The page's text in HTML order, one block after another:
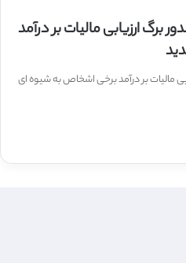
برگ ارزیابی مالیات بر درآمد
مالیات بر درآمد برخی اشخاص به شیوه ای